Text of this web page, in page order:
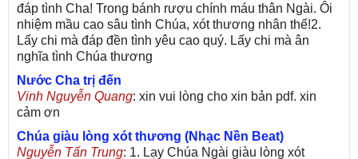
đáp tình Cha! Trong bánh rượu chính máu thân Ngài. Ôi
nhiệm mầu cao sâu tình Chúa, xót thương nhân thế!2.
Lấy chi mà đáp đền tình yêu cao quý. Lấy chi mà ân
nghĩa tình Chúa thương
Nước Cha trị đến
Vinh Nguyễn Quang: xin vui lòng cho xin bản pdf. xin
cảm ơn
Chúa giàu lòng xót thương (Nhạc Nền Beat)
Nguyễn Tấn Trung: 1. Lạy Chúa Ngài giàu lòng xót